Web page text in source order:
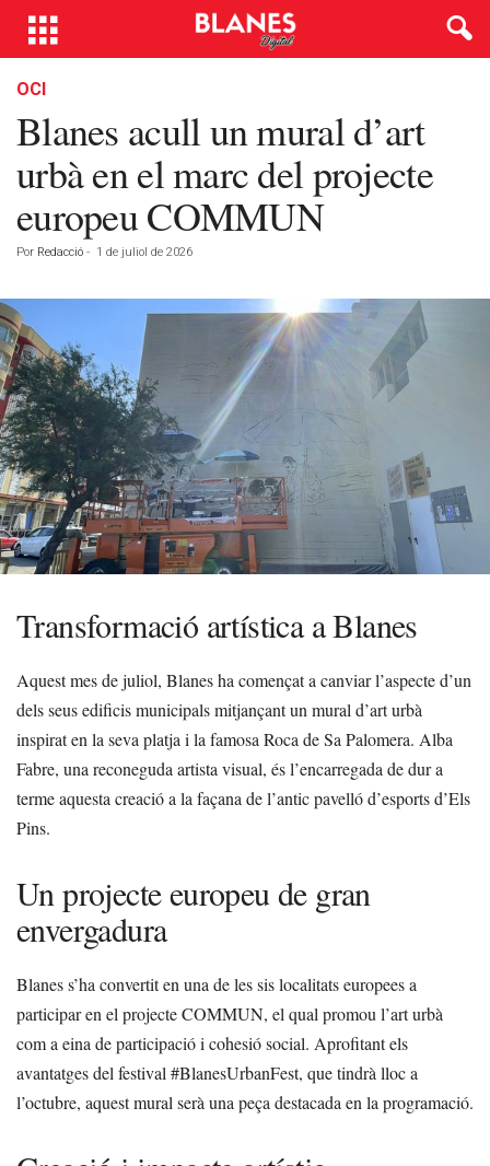
OCI
Blanes acull un mural d’art
urbà en el marc del projecte
europeu COMMUN
Por Redacció - 1 de juliol de 2026
Transformació artística a Blanes
Aquest mes de juliol, Blanes ha començat a canviar l’aspecte d’un
dels seus edificis municipals mitjançant un mural d’art urbà
inspirat en la seva platja i la famosa Roca de Sa Palomera. Alba
Fabre, una reconeguda artista visual, és l’encarregada de dur a
terme aquesta creació a la façana de l’antic pavelló d’esports d’Els
Pins.
Un projecte europeu de gran
envergadura
Blanes s’ha convertit en una de les sis localitats europees a
participar en el projecte COMMUN, el qual promou l’art urbà
com a eina de participació i cohesió social. Aprofitant els
avantatges del festival #BlanesUrbanFest, que tindrà lloc a
l’octubre, aquest mural serà una peça destacada en la programació.